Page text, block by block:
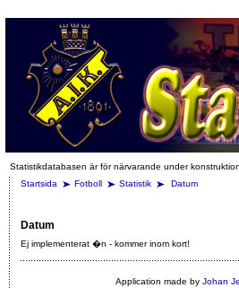
Statistikdatabasen är för närvarande under
Startsida
Fotboll Statistik Datum
Datum
Ej implementerat �n - kommer inom kort!
Application made by Johan